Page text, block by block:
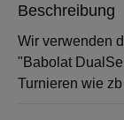
Beschreibung
Wir verwenden
"Babolat
Turnieren wie